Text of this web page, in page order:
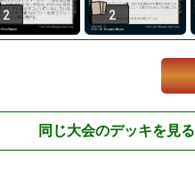
2 2
同じ大会のデッキを見る